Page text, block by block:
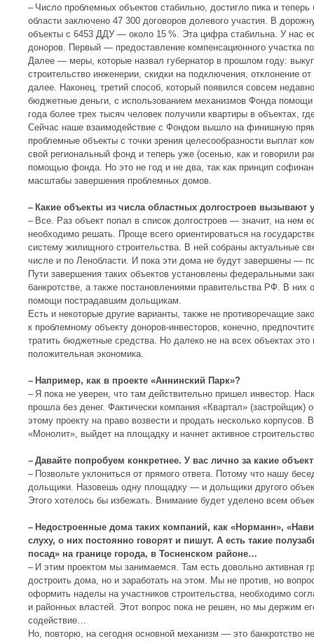
– Число проблемных объектов стабильно, достигло пика и
области заключено 47 300 договоров долевого участия. В
объекты с 6453 ДДУ — около 15 %. Эта цифра стабильна. У нас
доноров. Первый — предоставление компенсационного участка
Далее — меры, которые назвал губернатор в прошлом году:
строительство инженерии, скидки на подключения, отклонение
далее. Наконец, третий способ, который появился совсем
бюджетные деньги, с использованием механизмов Фонда
года более трех тысяч человек получили квартиры в объектах,
Сейчас наше взаимодействие с Фондом вышло на финишную
проблемные объекты с точки зрения целесообразности выплат
свой региональный фонд и теперь уже (осенью, как и говорили
помощью фонда. Но это не год и не два, так как принцип
масштабы завершения проблемных домов.
– Какие объекты из числа областных долгостроев вызывают
– Все. Раз объект попал в список долгостроев — значит, на нем
необходимо решать. Проще всего ориентироваться на
систему жилищного строительства. В ней собраны актуальные
числе и по Ленобласти. И пока эти дома не будут завершены —
Пути завершения таких объектов установлены федеральными
банкротстве, а также постановлениями правительства РФ. В
помощи пострадавшим дольщикам.
Есть и некоторые другие варианты, также не противоречащие
к проблемному объекту доноров-инвесторов, конечно,
тратить бюджетные средства. Но далеко не на всех объектах
положительная экономика.
– Например, как в проекте «Аннинский Парк»?
– Я пока не уверен, что там действительно пришел инвестор.
прошла без денег. Фактически компания «Квартал» (застройщик)
этому проекту на право возвести и продать несколько
«Монолит», выйдет на площадку и начнет активное
– Давайте попробуем конкретнее. У вас лично за какие
– Позвольте уклониться от прямого ответа. Потому что нашу
дольщики. Назовешь одну площадку — и дольщики другого
Этого хотелось бы избежать. Внимание будет уделено всем
– Недостроенные дома таких компаний, как «Норманн»,
слуху, о них постоянно говорят и пишут. А есть такие
посад» на границе города, в Тосненском районе…
– И этим проектом мы занимаемся. Там есть довольно активная
достроить дома, но и заработать на этом. Мы не против, но
оформить наделы на участников строительства, необходимо
и районных властей. Этот вопрос пока не решен, но мы держим
содействие…
Но, повторю, на сегодня основной механизм — это банкротство